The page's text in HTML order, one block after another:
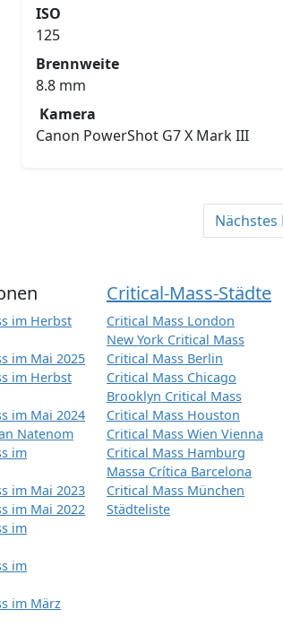
ISO
125
Brennweite
8.8 mm
Kamera
Canon PowerShot G7 X Mark III
im Herbst
im Mai 2025
im Herbst
im Mai 2024
Natenom
im
im Mai 2023
im Mai 2022
im
im
im März
Critical-Mass-Städte
Critical Mass London
New York Critical Mass
Critical Mass Berlin
Critical Mass Chicago
Brooklyn Critical Mass
Critical Mass Houston
Critical Mass Wien Vienna
Critical Mass Hamburg
Massa Crítica Barcelona
Critical Mass München
Städteliste